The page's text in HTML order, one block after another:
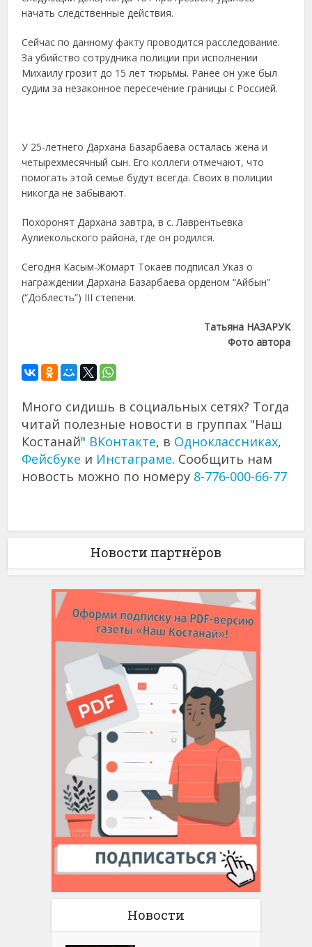
начать следственные действия.
Сейчас по данному факту проводится расследование.
За убийство сотрудника полиции при исполнении
Михаилу грозит до 15 лет тюрьмы. Ранее он уже был
судим за незаконное пересечение границы с Россией.
У 25-летнего Дархана Базарбаева осталась жена и
четырехмесячный сын. Его коллеги отмечают, что
помогать этой семье будут всегда. Своих в полиции
никогда не забывают.
Похоронят Дархана завтра, в с. Лаврентьевка
Аулиекольского района, где он родился.
Сегодня Касым-Жомарт Токаев подписал Указ о
награждении Дархана Базарбаева орденом “Айбын”
(“Доблесть”) III степени.
Татьяна НАЗАРУК
Фото автора
Много сидишь в социальных сетях? Тогда
читай полезные новости в группах "Наш
Костанай" ВКонтакте, в Одноклассниках,
Фейсбуке и Инстаграме. Сообщить нам
новость можно по номеру 8-776-000-66-77
Новости партнёров
Новости